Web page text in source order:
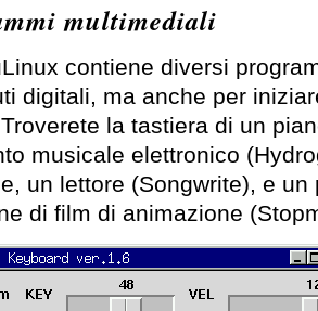
multimediali
contiene diversi
digitali, ma anche per
la tastiera di un
musicale elettronico
un lettore (Songwrite), e un
di film di animazione